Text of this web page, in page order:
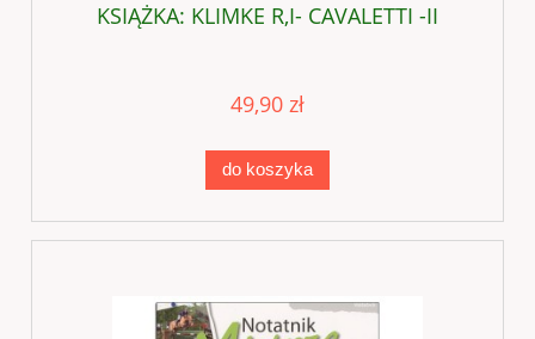
KSIĄŻKA: KLIMKE R,I- CAVALETTI -II
49,90 zł
do koszyka